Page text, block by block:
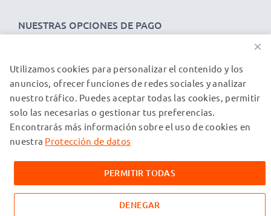
NUESTRAS OPCIONES DE PAGO
NUESTROS PARTNERS DE ENVÍO
© subtel.es 2026
Todos los precios incluyen IVA y excluyen los costos de envío.
Tenga en cuenta que todas las marcas registradas que
mencionan en nuestras páginas web exclusivamente para
proporcionar información sobre nuestros productos.
×
Utilizamos cookies para personalizar el contenido y los
anuncios, ofrecer funciones de redes sociales y analizar
nuestro tráfico. Puedes aceptar todas las cookies, permitir
solo las necesarias o gestionar tus preferencias.
Encontrarás más información sobre el uso de cookies en
nuestra Protección de datos
PERMITIR TODAS
DENEGAR